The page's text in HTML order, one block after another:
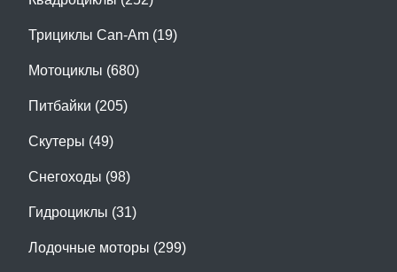
Трициклы Can-Am (19)
Мотоциклы (680)
Питбайки (205)
Скутеры (49)
Снегоходы (98)
Гидроциклы (31)
Лодочные моторы (299)